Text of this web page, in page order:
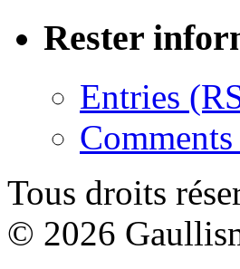
Rester
Entries
Tous droits
© 2026